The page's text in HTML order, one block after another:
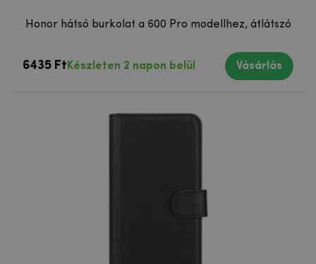
Honor hátsó burkolat a 600 Pro modellhez, átlátszó
6435 Ft Készleten 2 napon belül Vásárlás